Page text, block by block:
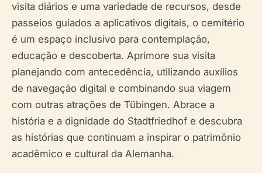
visita diários e uma variedade de recursos, desde
passeios guiados a aplicativos digitais, o cemitério
é um espaço inclusivo para contemplação,
educação e descoberta. Aprimore sua visita
planejando com antecedência, utilizando auxílios
de navegação digital e combinando sua viagem
com outras atrações de Tübingen. Abrace a
história e a dignidade do Stadtfriedhof e descubra
as histórias que continuam a inspirar o patrimônio
acadêmico e cultural da Alemanha.